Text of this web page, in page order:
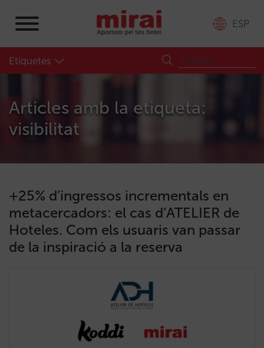
ESP
Etiquetes
Articles amb la etiqueta:
visibilitat
+25% d’ingressos incrementals en
metacercadors: el cas d’ATELIER de
Hoteles. Com els usuaris van passar
de la inspiració a la reserva